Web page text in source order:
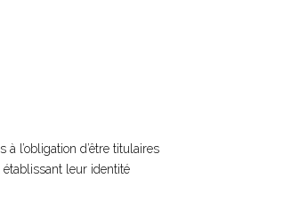
l’obligation d’être titulaires
établissant leur identité